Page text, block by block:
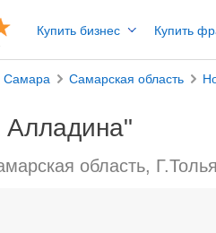
Купить бизнес Купить
Самара Самарская область
область,